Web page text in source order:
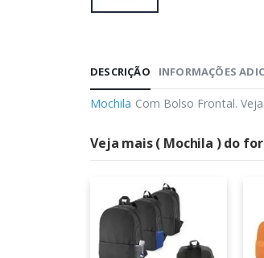
DESCRIÇÃO INFORMAÇÕES
Mochila Com Bolso Frontal.
Veja mais ( Mochila ) do